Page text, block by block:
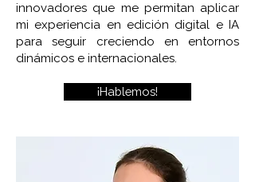
innovadores que me permitan aplicar
mi experiencia en edición digital e IA
para seguir creciendo en entornos
dinámicos e internacionales.
¡Hablemos!